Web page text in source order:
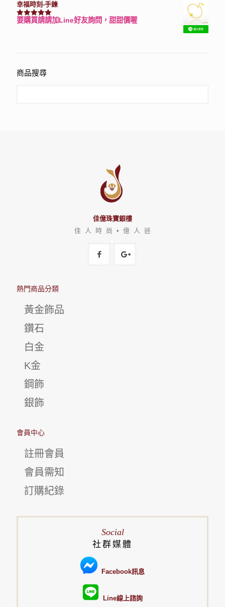
幸福時刻-手鍊
評分3150滿分 5
要購買請請加Line好友詢問，甜甜價喔
商品搜尋
佳億珠寶銀樓
佳 人 時 尚 • 億 人 迷
熱門商品分類
黃金飾品
鑽石
白金
K金
鋼飾
銀飾
會員中心
註冊會員
會員需知
訂購紀錄
Social
社群媒體
Facebook訊息
Line線上諮詢